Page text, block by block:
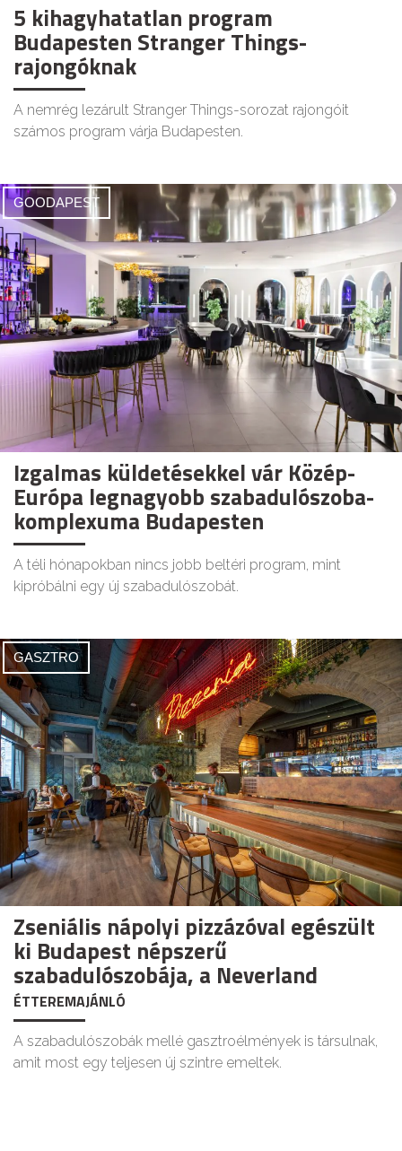
5 kihagyhatatlan program
Budapesten Stranger Things-
rajongóknak
A nemrég lezárult Stranger Things-sorozat rajongóit
számos program várja Budapesten.
GOODAPEST
Izgalmas küldetésekkel vár Közép-
Európa legnagyobb szabadulószoba-
komplexuma Budapesten
A téli hónapokban nincs jobb beltéri program, mint
kipróbálni egy új szabadulószobát.
GASZTRO
Zseniális nápolyi pizzázóval egészült
ki Budapest népszerű
szabadulószobája, a Neverland
ÉTTEREMAJÁNLÓ
A szabadulószobák mellé gasztroélmények is társulnak,
amit most egy teljesen új szintre emeltek.